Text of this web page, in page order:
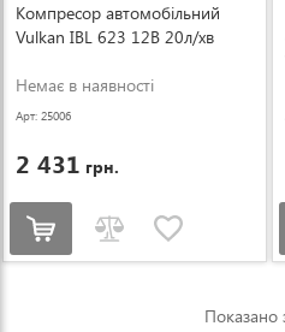
Компресор автомобільний
Vulkan IBL 623 12В 20л/хв
Немає в наявності
Арт: 25006
2 431 грн.
Показано